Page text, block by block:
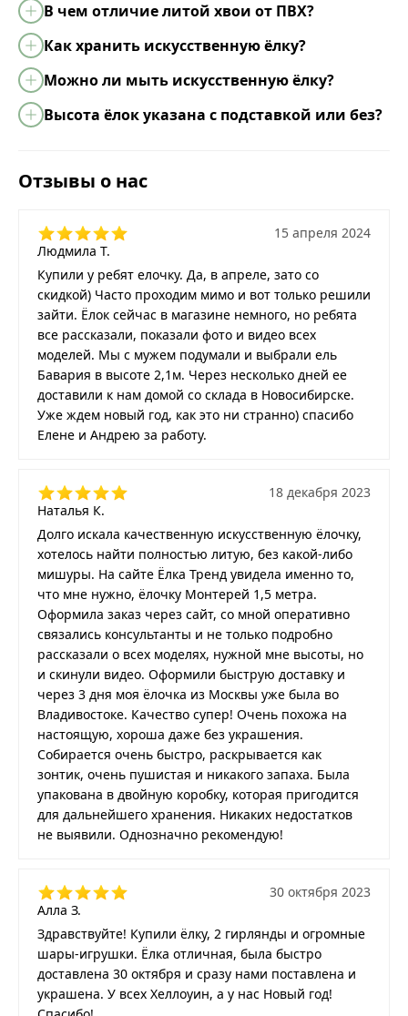
В чем отличие литой хвои от ПВХ?
Как хранить искусственную ёлку?
Можно ли мыть искусственную ёлку?
Высота ёлок указана с подставкой или без?
Отзывы о нас
Людмила Т.
15 апреля 2024
Купили у ребят елочку. Да, в апреле, зато со
скидкой) Часто проходим мимо и вот только решили
зайти. Ёлок сейчас в магазине немного, но ребята
все рассказали, показали фото и видео всех
моделей. Мы с мужем подумали и выбрали ель
Бавария в высоте 2,1м. Через несколько дней ее
доставили к нам домой со склада в Новосибирске.
Уже ждем новый год, как это ни странно) спасибо
Елене и Андрею за работу.
Наталья К.
18 декабря 2023
Долго искала качественную искусственную ёлочку,
хотелось найти полностью литую, без какой-либо
мишуры. На сайте Ёлка Тренд увидела именно то,
что мне нужно, ёлочку Монтерей 1,5 метра.
Оформила заказ через сайт, со мной оперативно
связались консультанты и не только подробно
рассказали о всех моделях, нужной мне высоты, но
и скинули видео. Оформили быструю доставку и
через 3 дня моя ёлочка из Москвы уже была во
Владивостоке. Качество супер! Очень похожа на
настоящую, хороша даже без украшения.
Собирается очень быстро, раскрывается как
зонтик, очень пушистая и никакого запаха. Была
упакована в двойную коробку, которая пригодится
для дальнейшего хранения. Никаких недостатков
не выявили. Однозначно рекомендую!
Алла З.
30 октября 2023
Здравствуйте! Купили ёлку, 2 гирлянды и огромные
шары-игрушки. Ёлка отличная, была быстро
доставлена 30 октября и сразу нами поставлена и
украшена. У всех Хеллоуин, а у нас Новый год!